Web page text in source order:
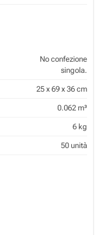
No confezione
singola.
25 x 69 x 36 cm
0.062 m³
6 kg
50 unità